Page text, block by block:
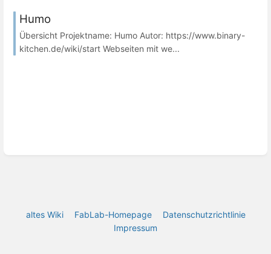
Humo
Übersicht Projektname: Humo Autor: https://www.binary-
kitchen.de/wiki/start Webseiten mit we...
altes Wiki FabLab-Homepage
Datenschutzrichtlinie
Impressum